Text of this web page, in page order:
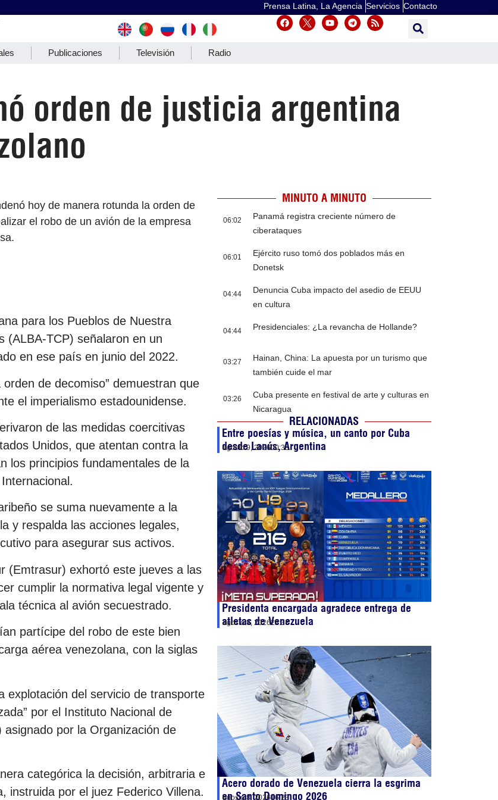
Prensa Latina, La Agencia Servicios Contacto
Publicaciones Televisión Radio
orden de justicia argentina
hoy de manera rotunda la orden de
el robo de un avión de la empresa
para los Pueblos de Nuestra
(ALBA-TCP) señalaron en un
en ese país en junio del 2022.
de decomiso” demuestran que
el imperialismo estadounidense.
de las medidas coercitivas
Unidos, que atentan contra la
los principios fundamentales de la
se suma nuevamente a la
y respalda las acciones legales,
para asegurar sus activos.
(Emtrasur) exhortó este jueves a las
cumplir la normativa legal vigente y
técnica al avión secuestrado.
partícipe del robo de este bien
aérea venezolana, con la siglas
explotación del servicio de transporte
por el Instituto Nacional de
por la Organización de
categórica la decisión, arbitraria e
instruida por el juez Federico Villena.
MINUTO A MINUTO
06:02
Panamá registra creciente número de
ciberataques
06:01
Ejército ruso tomó dos poblados más en
Donetsk
04:44
Denuncia Cuba impacto del asedio de EEUU
en cultura
04:44 Presidenciales: ¿La revancha de Hollande?
03:27
Hainan, China: La apuesta por un turismo que
también cuide el mar
03:26
Cuba presente en festival de arte y culturas en
Nicaragua
RELACIONADAS
Entre poesías y música, un canto por Cuba
desde Lanús, Argentina
agosto 9, 202600:33
Presidenta encargada agradece entrega de
atletas de Venezuela
agosto 8, 202622:38
Acero dorado de Venezuela cierra la esgrima
en Santo Domingo 2026
agosto 8, 202616:23